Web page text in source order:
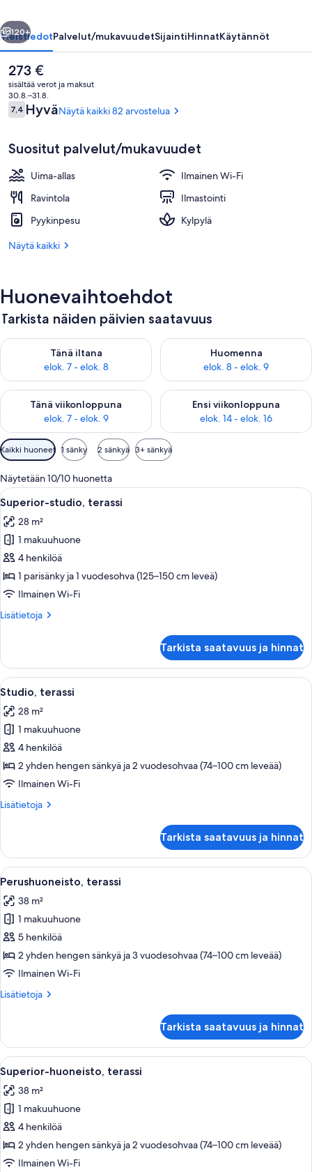
Ulkopuoli
Seuraava
120+
YleistiedotPalvelut/mukavuudetSijaintiHinnatKäytännöt
Nykyinen
hinta
on
273 €
273 €
sisältää verot ja maksut
30.8.–31.8.
Arvostelut
7,47,4 kautta 10.
HyväNäytä kaikki 82 arvostelua
Suositut palvelut/mukavuudet
Uima-allas
Ilmainen Wi-Fi
Ravintola
Ilmastointi
Pyykinpesu
Kylpylä
Näytä kaikki
Huonevaihtoehdot
Tarkista näiden päivien saatavuus
Tänä iltana
elok. 7 - elok. 8
Tarkista tämän illan saatavuus elok. 7 - elok. 8
Huomenna
elok. 8 - elok. 9
Tarkista huomisen saatavuus
Tänä viikonloppuna
elok. 7 - elok. 9
Tarkista tämän viikonlopun saatavuus elok. 7 - elok. 9
Ensi viikonloppuna
elok. 14 - elok. 16
Tarkista ensi viikonlopun
Huoneille
saatavilla
olevia
suodattimia
Kaikki huoneet 1 sänky 2 sänkyä 3+ sänkyä
Näytetään 10/10 huonetta
Avaa
kaikki
huonetyypin
Superior-
studio,
terassi
kuvat
Moderni hotellihuone, jossa on
13
Superior-studio, terassi
28 m²
1 makuuhuone
4 henkilöä
1 parisänky ja 1 vuodesohva (125–150 cm leveä)
Ilmainen Wi-Fi
Lisätietoja
Lisätietoja
terassi
Tarkista saatavuus ja hinnat
Avaa
kaikki
huonetyypin
Studio,
terassi
kuvat
Hotellihuone, jossa on sänky,
5
Studio, terassi
28 m²
1 makuuhuone
4 henkilöä
2 yhden hengen sänkyä ja 2 vuodesohvaa (74–100 cm leveää)
Ilmainen Wi-Fi
Lisätietoja
Lisätietoja
Tarkista saatavuus ja hinnat
Avaa
kaikki
huonetyypin
Perushuoneisto,
terassi
kuvat
Moderni hotellihuone, jossa on
18
Perushuoneisto, terassi
38 m²
1 makuuhuone
5 henkilöä
2 yhden hengen sänkyä ja 3 vuodesohvaa (74–100 cm leveää)
Ilmainen Wi-Fi
Lisätietoja
Lisätietoja
Tarkista saatavuus ja hinnat
Avaa
kaikki
huonetyypin
Superior-
huoneisto,
terassi
kuvat
Hotellihuone, jossa on kaksi
16
Superior-huoneisto, terassi
38 m²
1 makuuhuone
4 henkilöä
2 yhden hengen sänkyä ja 2 vuodesohvaa (74–100 cm leveää)
Ilmainen Wi-Fi